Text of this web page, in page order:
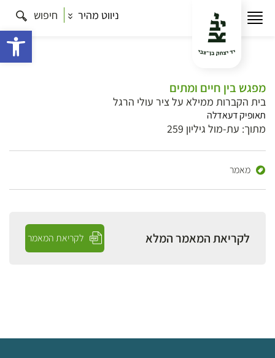
ניווט מהיר חיפוש
מפגש בין חיים ומתים
בית הקברות ממילא על ציר עולי הרגל
תאופיק דעאדלה
מתוך: עת-מול גיליון 259
מאמר
לקריאת המאמר המלא לקריאת המאמר